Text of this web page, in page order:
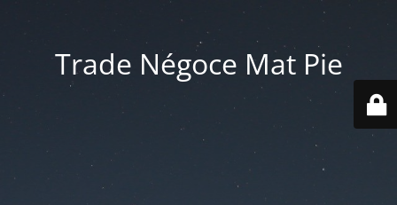
Trade Négoce Mat Pie